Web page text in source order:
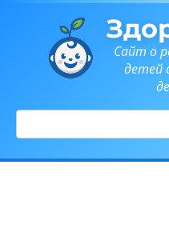
Сайт о
детей
Поиск: